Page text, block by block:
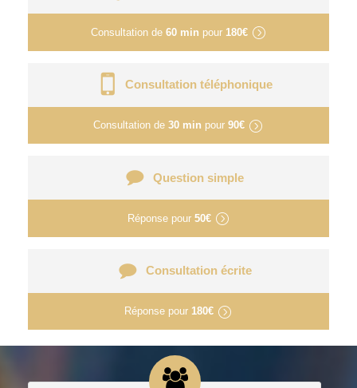
Consultation de 60 min pour 180€
Consultation téléphonique
Consultation de 30 min pour 90€
Question simple
Réponse pour 50€
Consultation écrite
Réponse pour 180€